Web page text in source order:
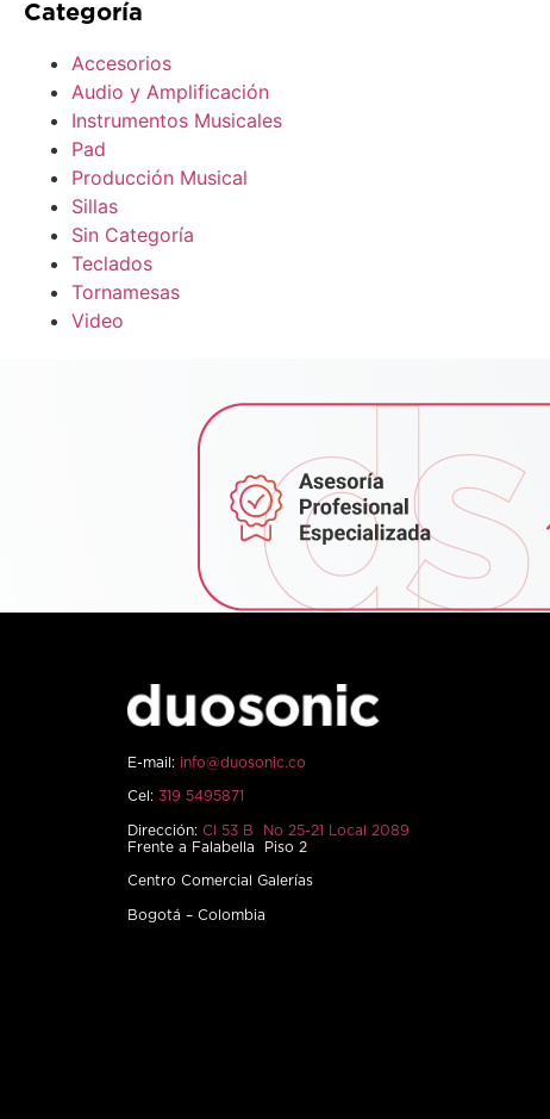
Categoría
Accesorios
Audio y Amplificación
Instrumentos Musicales
Pad
Producción Musical
Sillas
Sin Categoría
Teclados
Tornamesas
Video
E-mail: info@duosonic.co
Cel: 319 5495871
Dirección: Cl 53 B No 25-21 Local 2089
Frente a Falabella Piso 2
Centro Comercial Galerías
Bogotá – Colombia